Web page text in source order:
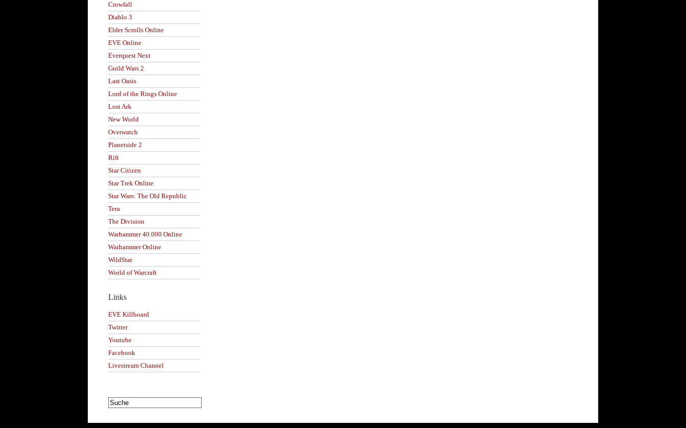
Crowfall
Diablo 3
Elder Scrolls Online
EVE Online
Everquest Next
Guild Wars 2
Last Oasis
Lord of the Rings Online
Lost Ark
New World
Overwatch
Planetside 2
Rift
Star Citizen
Star Trek Online
Star Wars: The Old Republic
Tera
The Division
Warhammer 40.000 Online
Warhammer Online
WildStar
World of Warcraft
Links
EVE Killboard
Twitter
Youtube
Facebook
Livestream Channel